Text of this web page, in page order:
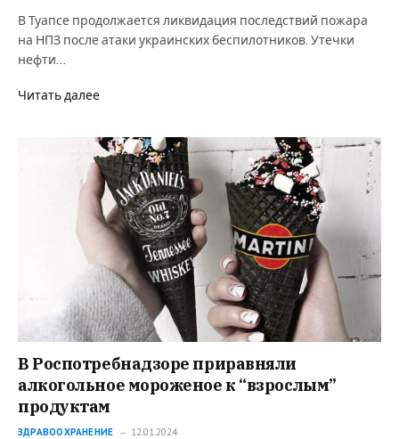
В Туапсе продолжается ликвидация последствий пожара
на НПЗ после атаки украинских беспилотников. Утечки
нефти…
Читать далее
В Роспотребнадзоре приравняли
алкогольное мороженое к “взрослым”
продуктам
ЗДРАВООХРАНЕНИЕ 12.01.2024